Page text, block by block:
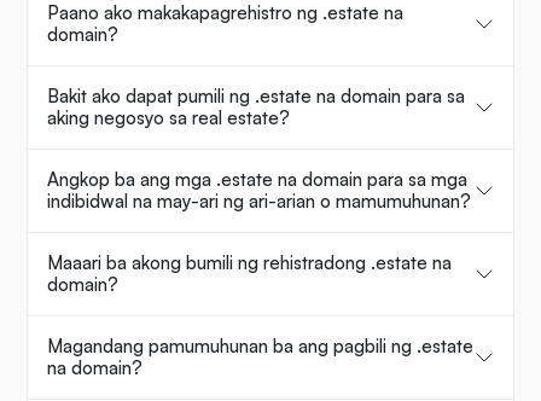
Paano ako makakapagrehistro ng .estate na
domain?
Bakit ako dapat pumili ng .estate na domain para sa
aking negosyo sa real estate?
Angkop ba ang mga .estate na domain para sa mga
indibidwal na may-ari ng ari-arian o mamumuhunan?
Maaari ba akong bumili ng rehistradong .estate na
domain?
Magandang pamumuhunan ba ang pagbili ng .estate
na domain?